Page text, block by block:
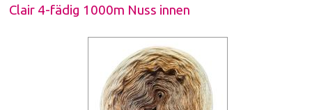
Clair 4-fädig 1000m Nuss innen